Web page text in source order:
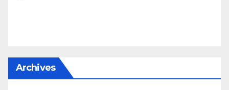
Archives